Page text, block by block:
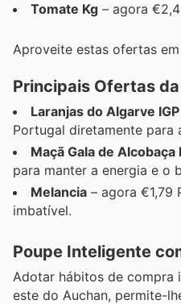
Tomate Kg – agora
Aproveite estas ofertas
Principais Ofertas
Laranjas do Algarve IGP
Portugal diretamente para
Maçã Gala de Alcobaça
para manter a energia e o
Melancia – agora €1,79
imbatível.
Poupe Inteligente
Adotar hábitos de compra
este do Auchan, permite-